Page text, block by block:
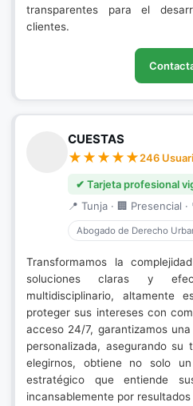
transparentes para el
clientes.
CUESTAS
246
✔ Tarjeta profesional
📍 Tunja · 🏢 Presencial
Abogado de Derecho
Transformamos la
soluciones claras y
multidisciplinario, altamente
proteger sus intereses con
acceso 24/7, garantizamos
personalizada, asegurando su
elegirnos, obtiene no solo
estratégico que entiende
incansablemente por